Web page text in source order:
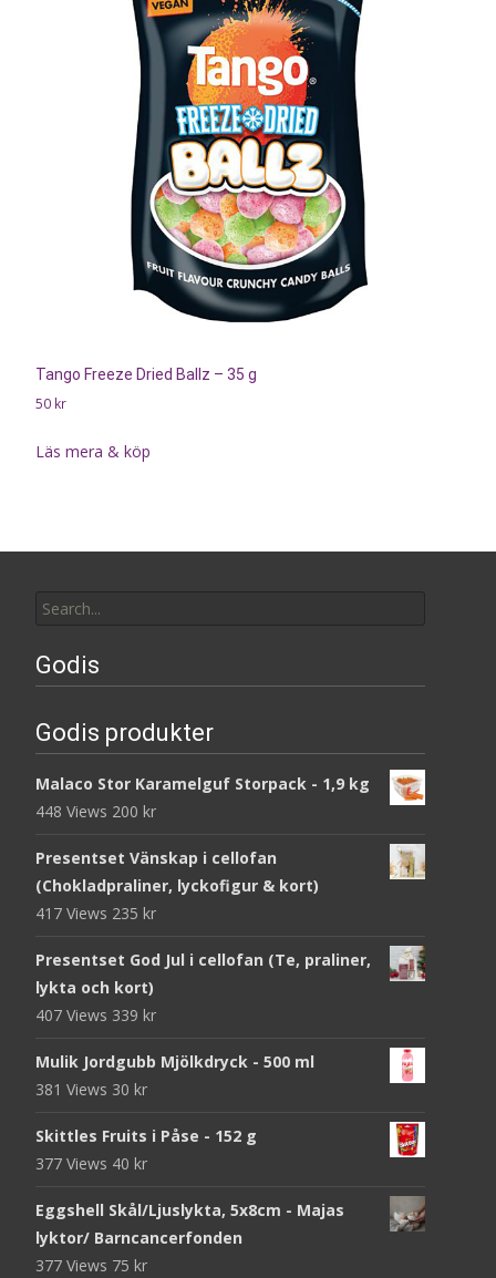
Tango Freeze Dried Ballz – 35 g
50 kr
Läs mera & köp
for:
Godis
Godis produkter
Malaco Stor Karamelguf Storpack - 1,9 kg
448 Views 200 kr
Presentset Vänskap i cellofan
(Chokladpraliner, lyckofigur & kort)
417 Views 235 kr
Presentset God Jul i cellofan (Te, praliner,
lykta och kort)
407 Views 339 kr
Mulik Jordgubb Mjölkdryck - 500 ml
381 Views 30 kr
Skittles Fruits i Påse - 152 g
377 Views 40 kr
Eggshell Skål/Ljuslykta, 5x8cm - Majas
lyktor/ Barncancerfonden
377 Views 75 kr